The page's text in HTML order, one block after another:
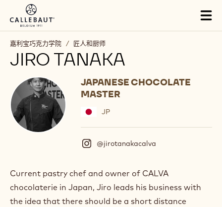
Skip to main content
嘉利宝巧克力学院 / 匠人和厨师
JIRO TANAKA
JAPANESE CHOCOLATE
MASTER
JP
@jirotanakacalva
s
a
g
Current pastry chef and owner of CALVA
chocolaterie in Japan, Jiro leads his business with
the idea that there should be a short distance